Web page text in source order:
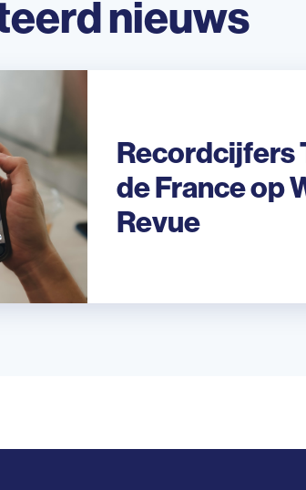
nieuws
Recordcijfers
de France op
Revue